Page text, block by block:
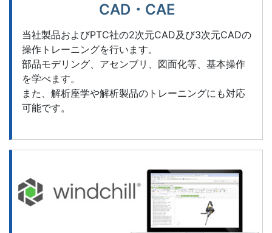
CAD・CAE
当社製品およびPTC社の2次元CAD及び3次元CADの
操作トレーニングを行います。
部品モデリング、アセンブリ、図面化等、基本操作
を学べます。
また、解析座学や解析製品のトレーニングにも対応
可能です。